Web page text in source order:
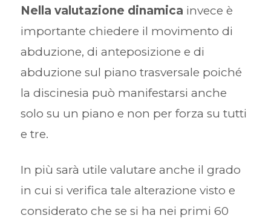
Nella valutazione dinamica invece è
importante chiedere il movimento di
abduzione, di anteposizione e di
abduzione sul piano trasversale poiché
la discinesia può manifestarsi anche
solo su un piano e non per forza su tutti
e tre.
In più sarà utile valutare anche il grado
in cui si verifica tale alterazione visto e
considerato che se si ha nei primi 60